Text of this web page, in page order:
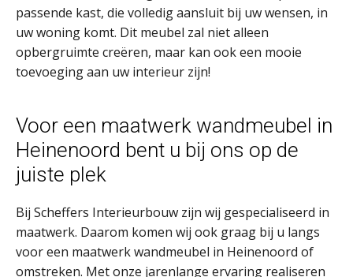
passende kast, die volledig aansluit bij uw wensen, in
uw woning komt. Dit meubel zal niet alleen
opbergruimte creëren, maar kan ook een mooie
toevoeging aan uw interieur zijn!
Voor een maatwerk wandmeubel in
Heinenoord bent u bij ons op de
juiste plek
Bij Scheffers Interieurbouw zijn wij gespecialiseerd in
maatwerk. Daarom komen wij ook graag bij u langs
voor een maatwerk wandmeubel in Heinenoord of
omstreken. Met onze jarenlange ervaring realiseren